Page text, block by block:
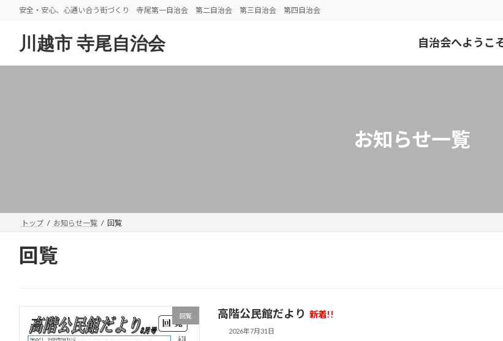
ツ
シ
安全・安心、心通い合う街づくり 寺尾第一自治会 第二自治会 第三自治会 第四自治会
川越市 寺尾自治会 自治会へようこ
お知らせ一覧
トップ お知らせ一覧 回覧
回覧
回覧 高階公民館だより 新着!!
2026年7月31日